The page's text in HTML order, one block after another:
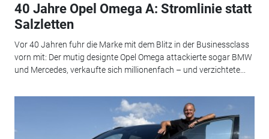
40 Jahre Opel Omega A: Stromlinie statt
Salzletten
Vor 40 Jahren fuhr die Marke mit dem Blitz in der Businessclass
vorn mit: Der mutig designte Opel Omega attackierte sogar BMW
und Mercedes, verkaufte sich millionenfach – und verzichtete...